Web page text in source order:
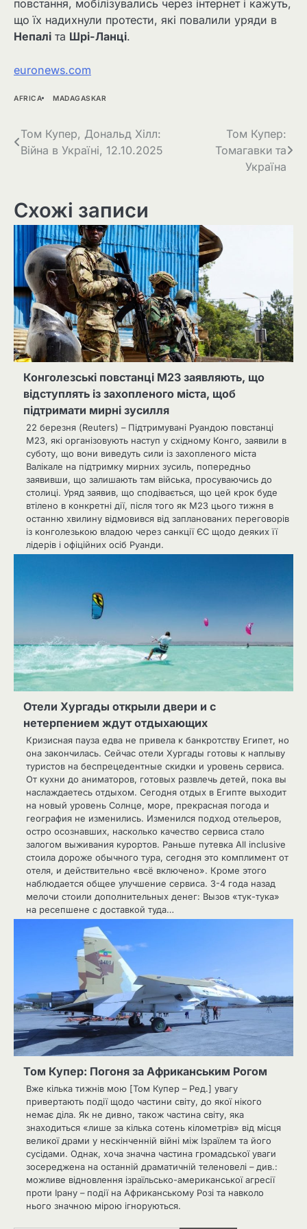
повстання, мобілізувались через інтернет і кажуть,
що їх надихнули протести, які повалили уряди в
Непалі та Шрі-Ланці.
euronews.com
AFRICA MADAGASKAR
Навігація
записів
Том Купер, Дональд Хілл:
Війна в Україні, 12.10.2025
Том Купер:
Томагавки та
Україна
Схожі записи
Конголезські повстанці M23 заявляють, що
відступлять із захопленого міста, щоб
підтримати мирні зусилля
22 березня (Reuters) – Підтримувані Руандою повстанці
М23, які організовують наступ у східному Конго, заявили в
суботу, що вони виведуть сили із захопленого міста
Валікале на підтримку мирних зусиль, попередньо
заявивши, що залишають там війська, просуваючись до
столиці. Уряд заявив, що сподівається, що цей крок буде
втілено в конкретні дії, після того як M23 цього тижня в
останню хвилину відмовився від запланованих переговорів
із конголезькою владою через санкції ЄС щодо деяких її
лідерів і офіційних осіб Руанди.
Отели Хургады открыли двери и с
нетерпением ждут отдыхающих
Кризисная пауза едва не привела к банкротству Египет, но
она закончилась. Сейчас отели Хургады готовы к наплыву
туристов на беспрецедентные скидки и уровень сервиса.
От кухни до аниматоров, готовых развлечь детей, пока вы
наслаждаетесь отдыхом. Сегодня отдых в Египте выходит
на новый уровень Солнце, море, прекрасная погода и
география не изменились. Изменился подход отельеров,
остро осознавших, насколько качество сервиса стало
залогом выживания курортов. Раньше путевка All inclusive
стоила дороже обычного тура, сегодня это комплимент от
отеля, и действительно «всё включено». Кроме этого
наблюдается общее улучшение сервиса. 3-4 года назад
мелочи стоили дополнительных денег: Вызов «тук-тука»
на ресепшене с доставкой туда…
Том Купер: Погоня за Африканським Рогом
Вже кілька тижнів мою [Том Купер – Ред.] увагу
привертають події щодо частини світу, до якої нікого
немає діла. Як не дивно, також частина світу, яка
знаходиться «лише за кілька сотень кілометрів» від місця
великої драми у нескінченній війні між Ізраїлем та його
сусідами. Однак, хоча значна частина громадської уваги
зосереджена на останній драматичній теленовелі – див.:
можливе відновлення ізраїльсько-американської агресії
проти Ірану – події на Африканському Розі та навколо
нього значною мірою ігноруються.